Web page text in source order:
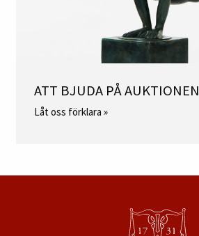
ATT BJUDA PÅ AUKTIONEN
Låt oss förklara »